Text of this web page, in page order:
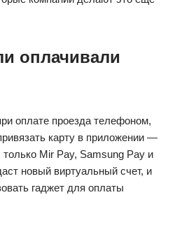
оплачивали
оплате проезда телефоном,
карту в приложении —
Mir Pay, Samsung Pay и
новый виртуальный счет, и
гаджет для оплаты